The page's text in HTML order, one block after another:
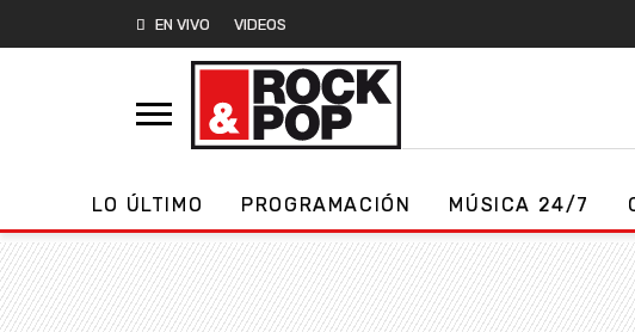
EN VIVO VIDEOS
LO ÚLTIMO PROGRAMACIÓN MÚSICA 24/7